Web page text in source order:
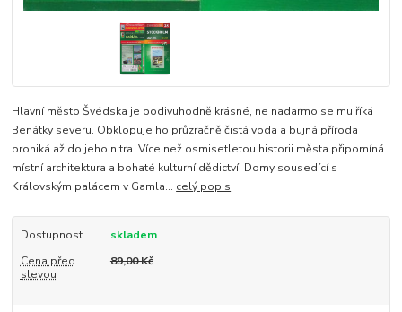
Hlavní město Švédska je podivuhodně krásné, ne nadarmo se mu říká
Benátky severu. Obklopuje ho průzračně čistá voda a bujná příroda
proniká až do jeho nitra. Více než osmisetletou historii města připomíná
místní architektura a bohaté kulturní dědictví. Domy sousedící s
Královským palácem v Gamla... celý popis
Dostupnost
skladem
Cena před
slevou
89,00 Kč